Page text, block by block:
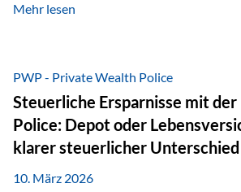
Personen transparent zu dokumentieren.
Stunden pro Jahr für vertrieblich tätige
Versicherungsbranche. Über die
von „gut beraten“ können absolvierte
zentral erfasst und dokumentiert
zertifiziert Als zertifizierter
Webinare nun für die…
Mehr lesen
PWP - Private Wealth Police
Steuerliche Ersparnisse mit
Police: Depot oder
klarer steuerlicher Unterschied
10. März 2026